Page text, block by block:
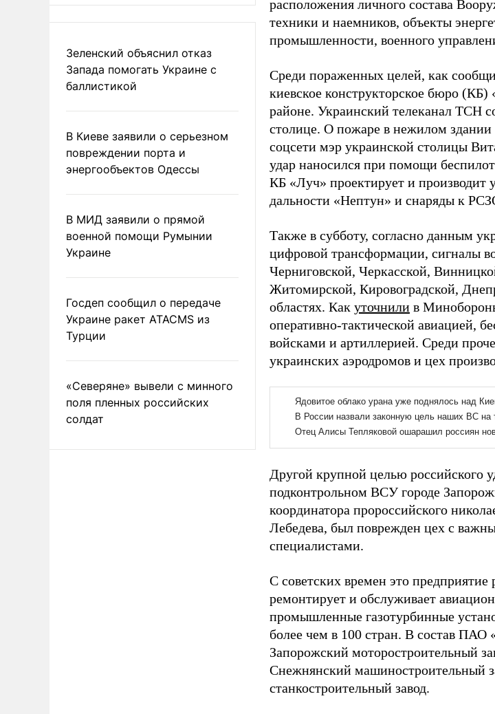
Зеленский объяснил отказ
Запада помогать Украине с
баллистикой
В Киеве заявили о серьезном
повреждении порта и
энергообъектов Одессы
В МИД заявили о прямой
военной помощи Румынии
Украине
Госдеп сообщил о передаче
Украине ракет ATACMS из
Турции
«Северяне» вывели с минного
поля пленных российских
солдат
расположения личного состава
техники и наемников, объекты
промышленности, военного
Среди пораженных целей, как
киевское конструкторское бюро
районе. Украинский телеканал ТСН
столице. О пожаре в нежилом здании
соцсети мэр украинской столицы
удар наносился при помощи
КБ «Луч» проектирует и производит
дальности «Нептун» и снаряды к
Также в субботу, согласно данным
цифровой трансформации, сигналы
Черниговской, Черкасской,
Житомирской, Кировоградской,
областях. Как уточнили в
оперативно-тактической авиацией,
войсками и артиллерией. Среди
украинских аэродромов и цех
Другой крупной целью российского
подконтрольном ВСУ городе
координатора пророссийского
Лебедева, был поврежден цех с
специалистами.
С советских времен это предприятие
ремонтирует и обслуживает
промышленные газотурбинные
более чем в 100 стран. В состав ПАО
Запорожский моторостроительный
Снежнянский машиностроительный
станкостроительный завод.